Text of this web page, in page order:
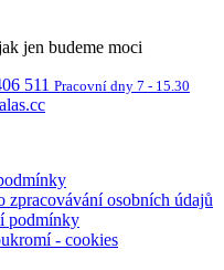
jen budeme moci
511 Pracovní dny 7 - 15.30
zpracovávání osobních údajů
podmínky
- cookies